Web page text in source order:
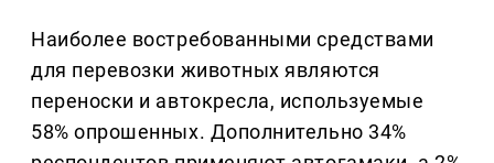
Наиболее востребованными средствами
для перевозки животных являются
переноски и автокресла, используемые
58% опрошенных. Дополнительно 34%